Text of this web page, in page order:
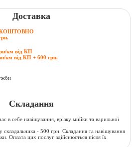
Доставка
км від КП
км від КП + 600 грн.
Складання
в себе навішування, врізку мийки та варильної
складальника - 500 грн. Складання та навішування
Оплата цих послуг здійснюється після їх